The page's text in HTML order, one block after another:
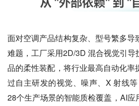
面对空调产品结构复杂、型号繁多导
难题，工厂采用2D/3D 混合视觉引
品的柔性装配，将行业最高自动化率
过自主研发的视觉、噪声、X 射线
28个生产场景的智能质检覆盖，AI应